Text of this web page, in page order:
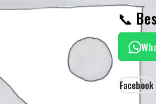
📞
Facebook